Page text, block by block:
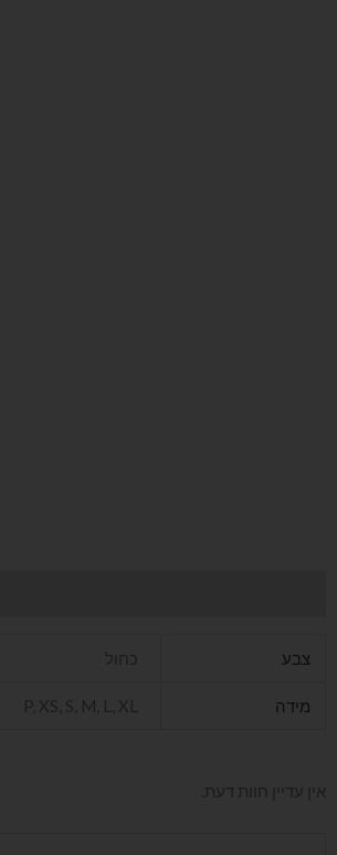
צבע כחול
מידה P, XS, S, M, L, XL
אין עדיין חוות דעת.